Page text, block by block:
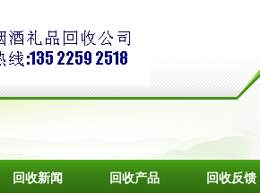
回收新闻 回收产品 回收反馈